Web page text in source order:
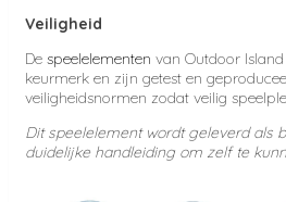
Veiligheid
De speelelementen van Outdoor
keurmerk en zijn getest en
veiligheidsnormen zodat veilig
Dit speelelement wordt geleverd als
duidelijke handleiding om zelf te